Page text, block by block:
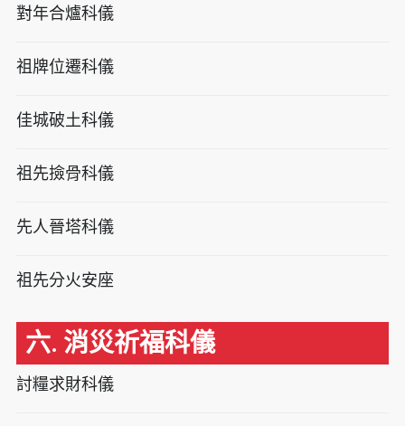
對年合爐科儀
祖牌位遷科儀
佳城破土科儀
祖先撿骨科儀
先人晉塔科儀
祖先分火安座
六. 消災祈福科儀
討糧求財科儀